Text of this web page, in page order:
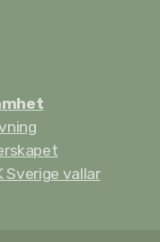
Sverige vallar